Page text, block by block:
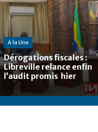
A la Une
Dérogations fiscales :
Libreville relance enfin
l’audit promis hier